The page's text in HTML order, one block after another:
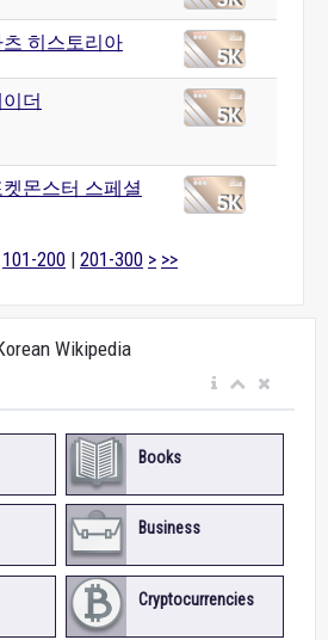
츠 히스토리아
더
켓몬스터 스페셜
101-200 | 201-300 > >>
Wikipedia
Books
Business
Cryptocurrencies